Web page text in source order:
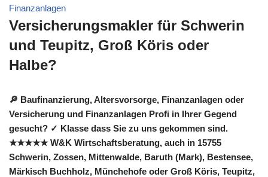
Finanzanlagen
Versicherungsmakler für Schwerin
und Teupitz, Groß Köris oder
Halbe?
🔎 Baufinanzierung, Altersvorsorge, Finanzanlagen oder
Versicherung und Finanzanlagen Profi in Ihrer Gegend
gesucht? ✓ Klasse dass Sie zu uns gekommen sind.
★★★★★ W&K Wirtschaftsberatung, auch in 15755
Schwerin, Zossen, Mittenwalde, Baruth (Mark), Bestensee,
Märkisch Buchholz, Münchehofe oder Groß Köris, Teupitz,